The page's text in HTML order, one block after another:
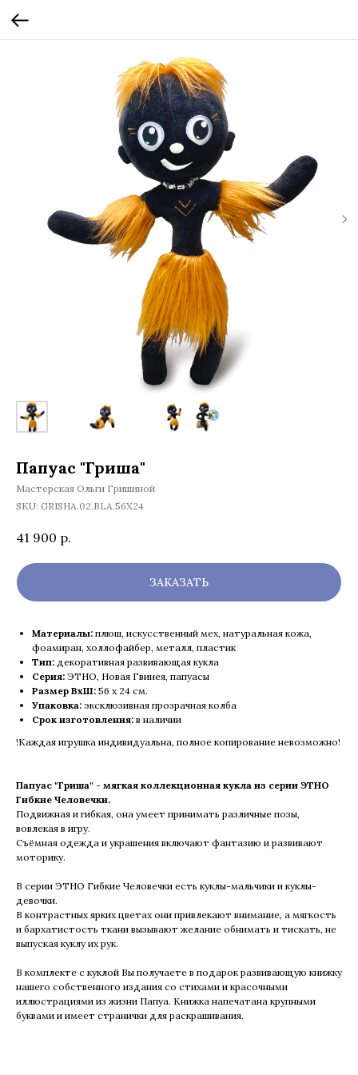
Папуас "Гриша"
Мастерская Ольги Гришиной
SKU: GRISHA.02.BLA.56X24
41 900 р.
ЗАКАЗАТЬ
Материалы: плюш, искусственный мех, натуральная кожа,
фоамиран, холлофайбер, металл, пластик
Тип: декоративная развивающая кукла
Серия: ЭТНО, Новая Гвинея, папуасы
Размер ВхШ: 56 х 24 см.
Упаковка: эксклюзивная прозрачная колба
Срок изготовления: в наличии
!Каждая игрушка индивидуальна, полное копирование невозможно!
Папуас "Гриша" - мягкая коллекционная кукла из серии ЭТНО
Гибкие Человечки.
Подвижная и гибкая, она умеет принимать различные позы,
вовлекая в игру.
Съёмная одежда и украшения включают фантазию и развивают
моторику.
В серии ЭТНО Гибкие Человечки есть куклы-мальчики и куклы-
девочки.
В контрастных ярких цветах они привлекают внимание, а мягкость
и бархатистость ткани вызывают желание обнимать и тискать, не
выпуская куклу их рук.
В комплекте с куклой Вы получаете в подарок развивающую книжку
нашего собственного издания со стихами и красочными
иллюстрациями из жизни Папуа. Книжка напечатана крупными
буквами и имеет странички для раскрашивания.